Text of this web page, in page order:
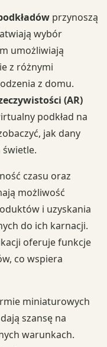
przynoszą
wybór
umożliwiają
z różnymi
z domu.
(AR)
podkład na
jak dany
czasu oraz
możliwość
i uzyskania
do ich karnacji.
oferuje funkcje
co wspiera
miniaturowych
szansę na
warunkach.